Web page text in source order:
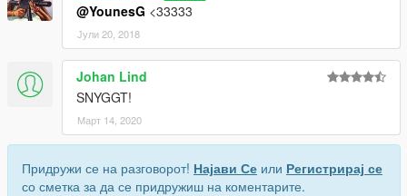
@YounesG <33333
Јули 20, 2018
Johan Lind
SNYGGT!
Март 14, 2020
Придружи се на разговорот! Најави Се или Регистрирај се
со сметка за да се придружиш на коментарите.